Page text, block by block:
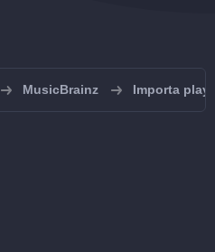
MusicBrainz Importa